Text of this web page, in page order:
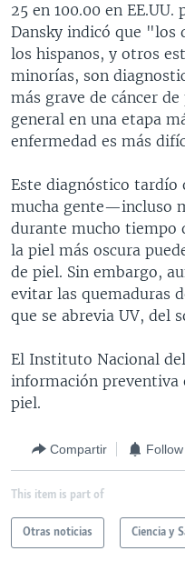
25 en 100.00 en
Dansky indicó que "los
los hispanos, y otros
minorías, son
más grave de cáncer
general en una etapa
enfermedad es más
Este diagnóstico tardío
mucha gente—incluso
durante mucho tiempo
la piel más oscura
de piel. Sin embargo,
evitar las quemaduras
que se abrevia UV, del
El Instituto Nacional del
información preventiva
piel.
Compartir
This item is part of
Otras noticias Ciencia y